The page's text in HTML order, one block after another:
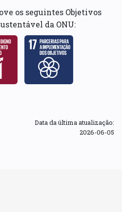
os seguintes Objetivos
da ONU:
Data da última atualização:
2026-06-05